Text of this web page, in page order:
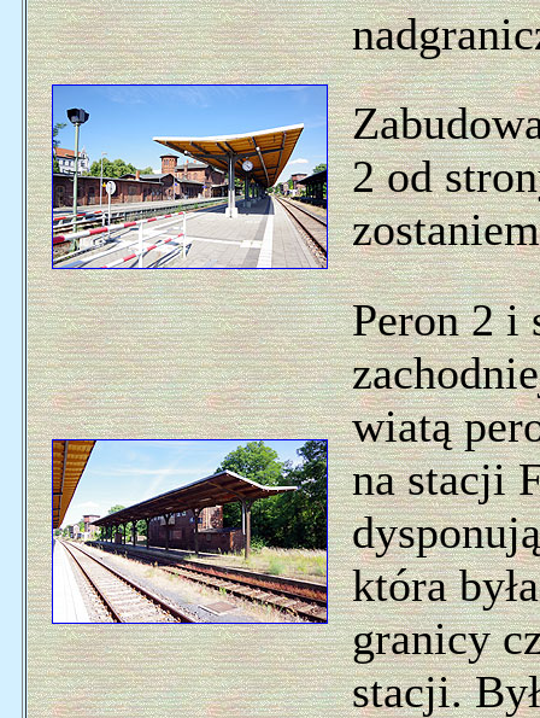
2 od
Peron 2 i
wiatą
na stacji
która
granicy
stacji.